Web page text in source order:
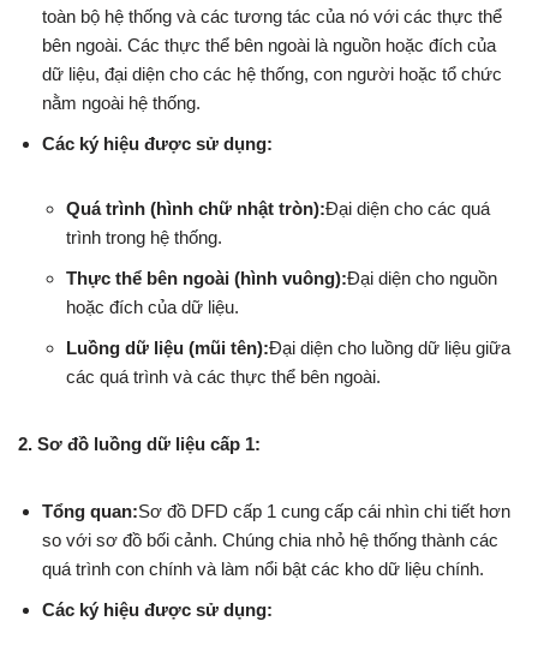
toàn bộ hệ thống và các tương tác của nó với các thực thể
bên ngoài. Các thực thể bên ngoài là nguồn hoặc đích của
dữ liệu, đại diện cho các hệ thống, con người hoặc tổ chức
nằm ngoài hệ thống.
Các ký hiệu được sử dụng:
Quá trình (hình chữ nhật tròn):Đại diện cho các quá
trình trong hệ thống.
Thực thể bên ngoài (hình vuông):Đại diện cho nguồn
hoặc đích của dữ liệu.
Luồng dữ liệu (mũi tên):Đại diện cho luồng dữ liệu giữa
các quá trình và các thực thể bên ngoài.
2. Sơ đồ luồng dữ liệu cấp 1:
Tổng quan:Sơ đồ DFD cấp 1 cung cấp cái nhìn chi tiết hơn
so với sơ đồ bối cảnh. Chúng chia nhỏ hệ thống thành các
quá trình con chính và làm nổi bật các kho dữ liệu chính.
Các ký hiệu được sử dụng: